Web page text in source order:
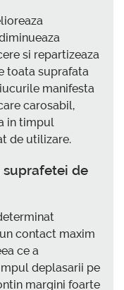
si repartizeaza
toata suprafata
manifesta
carosabil,
in timpul
de utilizare.
de
contact maxim
ce a
deplasarii pe
margini foarte